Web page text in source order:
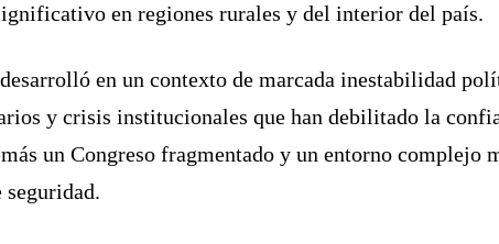
en regiones rurales y del interior del país.
en un contexto de marcada inestabilidad
y crisis institucionales que han debilitado la
un Congreso fragmentado y un entorno complejo
seguridad.